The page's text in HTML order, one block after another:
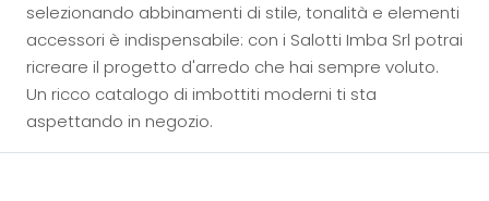
selezionando abbinamenti di stile, tonalità e elementi
accessori è indispensabile: con i Salotti Imba Srl potrai
ricreare il progetto d'arredo che hai sempre voluto.
Un ricco catalogo di imbottiti moderni ti sta
aspettando in negozio.